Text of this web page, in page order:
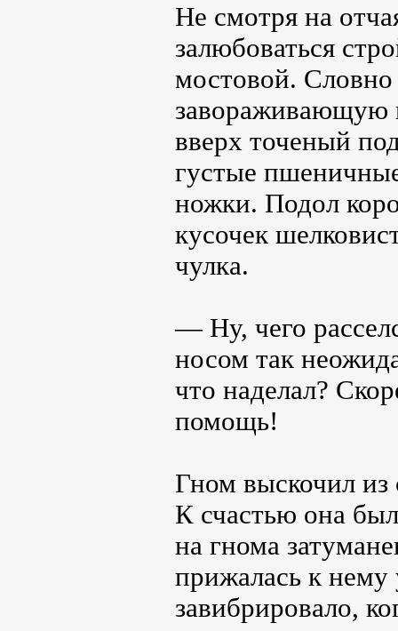
Не смотря на
залюбоваться
мостовой. Словно
завораживающую
вверх точеный
густые
ножки. Подол
кусочек
чулка.
— Ну, чего
носом так
что наделал?
помощь!
Гном выскочил из
К счастью она
на гнома
прижалась к
завибрировало,